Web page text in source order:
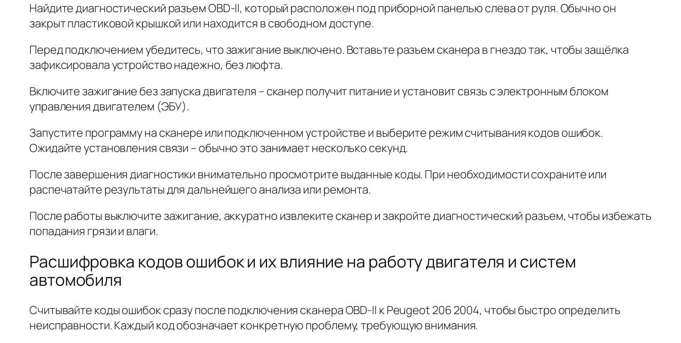
Найдите диагностический разъем OBD-II, который расположен под приборной панелью слева от руля. Обычно он
закрыт пластиковой крышкой или находится в свободном доступе.
Перед подключением убедитесь, что зажигание выключено. Вставьте разъем сканера в гнездо так, чтобы защёлка
зафиксировала устройство надежно, без люфта.
Включите зажигание без запуска двигателя – сканер получит питание и установит связь с электронным блоком
управления двигателем (ЭБУ).
Запустите программу на сканере или подключенном устройстве и выберите режим считывания кодов ошибок.
Ожидайте установления связи – обычно это занимает несколько секунд.
После завершения диагностики внимательно просмотрите выданные коды. При необходимости сохраните или
распечатайте результаты для дальнейшего анализа или ремонта.
После работы выключите зажигание, аккуратно извлеките сканер и закройте диагностический разъем, чтобы избежать
попадания грязи и влаги.
Расшифровка кодов ошибок и их влияние на работу двигателя и систем
автомобиля
Считывайте коды ошибок сразу после подключения сканера OBD-II к Peugeot 206 2004, чтобы быстро определить
неисправности. Каждый код обозначает конкретную проблему, требующую внимания.